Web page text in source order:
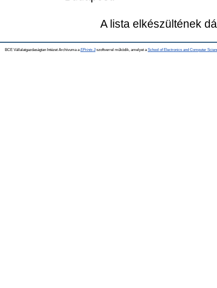
A lista elkészültének
BCE Vállalatgazdaságtan Intézet Archívuma a EPrints 3szoftverrel működik, amelyet a School of Electronics and Computer